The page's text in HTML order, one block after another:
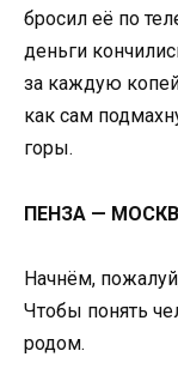
бросил её по
деньги
за каждую
как сам
горы.
ПЕНЗА —
Начнём,
Чтобы понять
родом.